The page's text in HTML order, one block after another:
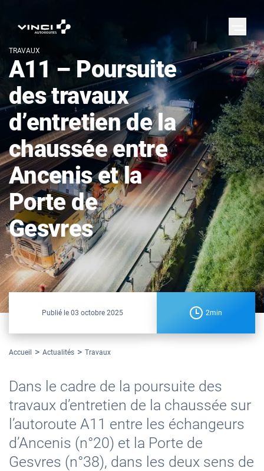
TRAVAUX
A11 – Poursuite
des travaux
d’entretien de la
chaussée entre
Ancenis et la
Porte de
Gesvres
Publié le03 octobre 2025 2min
Accueil Actualités Travaux
Dans le cadre de la poursuite des
travaux d’entretien de la chaussée sur
l’autoroute A11 entre les échangeurs
d’Ancenis (n°20) et la Porte de
Gesvres (n°38), dans les deux sens de